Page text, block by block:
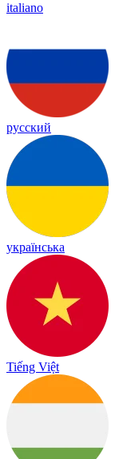
italiano
русский
українська
Tiếng Việt